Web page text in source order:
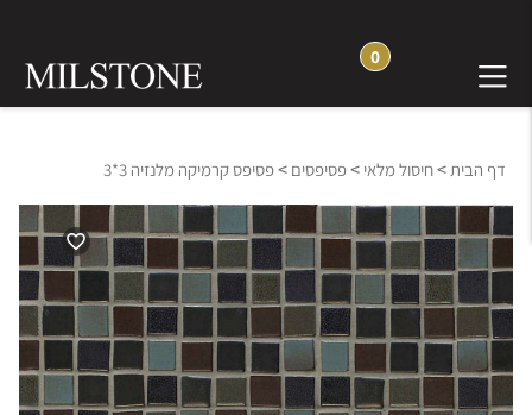
0
דף הבית>חיסול מלאי >פסיפסים >פסיפס קרמיקה מלנזיה 3*3